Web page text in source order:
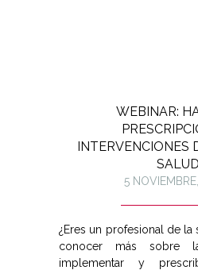
WEBINAR:
INTERVENCIONES
SALUD
5
¿Eres un profesional de la
conocer más sobre
implementar y